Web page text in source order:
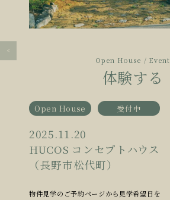
Open House / Event
体験する
Open House 受付中
2025.11.20
HUCOS コンセプトハウス
（長野市松代町）
物件見学のご予約ページから見学希望日を